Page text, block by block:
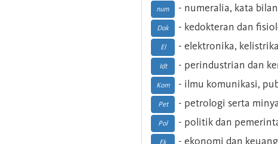
num - numeralia, kata
Dok - kedokteran dan
El - elektronika,
Idt - perindustrian dan
Kom - ilmu komunikasi,
Pet - petrologi serta
Pol - politik dan
Ek - ekonomi dan